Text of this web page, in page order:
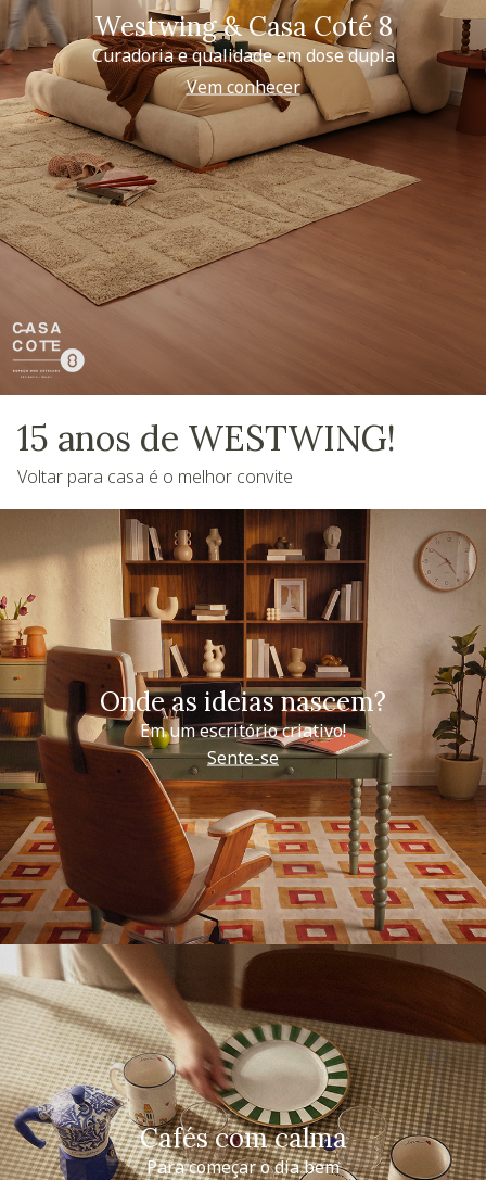
Westwing & Casa Coté 8
Curadoria e qualidade em dose dupla
Vem conhecer
15 anos de WESTWING!
Voltar para casa é o melhor convite
Onde as ideias nascem?
Em um escritório criativo!
Sente-se
Cafés com calma
Para começar o dia bem